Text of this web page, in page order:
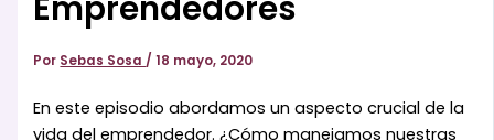
Por Sebas Sosa/18 mayo, 2020
En este episodio abordamos un aspecto crucial de la
vida del emprendedor. ¿Cómo manejamos nuestras